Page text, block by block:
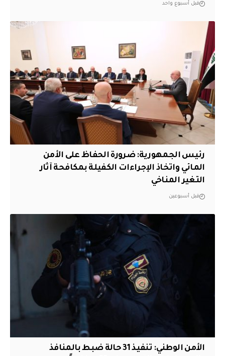
قبل أسبوع واحد
رئيس الجمهورية: ضرورة الحفاظ على الأمن
المائي واتخاذ الإجراءات الكفيلة بمكافحة آثار
التغير المناخي
قبل أسبوعين
الأمن الوطني: تنفيذ 31 حالة ضبط بالمنافذ